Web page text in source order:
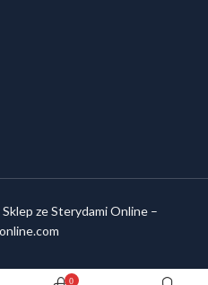
ze Sterydami Online –
0